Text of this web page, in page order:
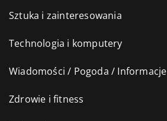
Sztuka i zainteresowania
Technologia i komputery
Wiadomości / Pogoda / Informacje
Zdrowie i fitness